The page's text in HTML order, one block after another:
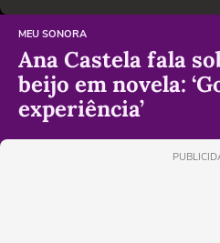
MEU SONORA
Ana Castela fala
beijo em novela:
experiência’